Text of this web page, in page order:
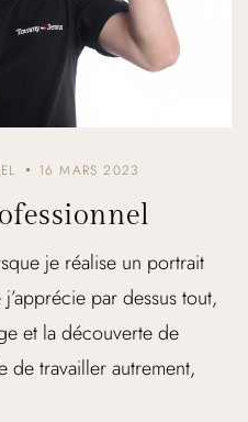
16 MARS 2023
je réalise un portrait
par dessus tout,
et la découverte de
de travailler autrement,